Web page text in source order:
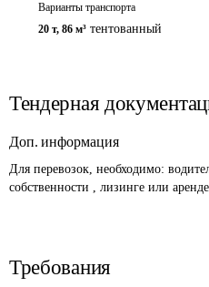
Варианты транспорта
20 т, 86 м³ тентованный
Тендерная
Доп. информация
Для перевозок, необходимо:
собственности , лизинге или
Требования